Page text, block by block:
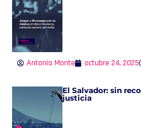
Antonio Monte octubre 24, 2025
El Salvador: sin
justicia